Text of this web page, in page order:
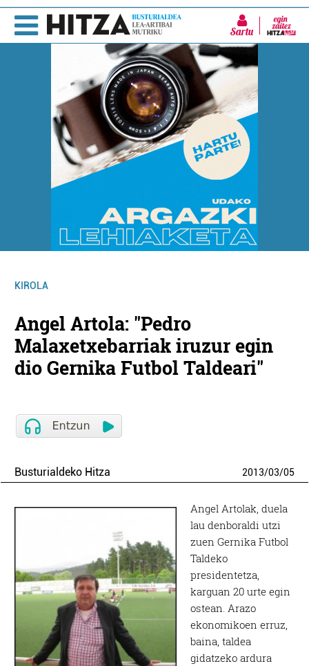
Sartu
KIROLA
Angel Artola: "Pedro
Malaxetxebarriak iruzur egin
dio Gernika Futbol Taldeari"
Busturialdeko Hitza 2013/03/05
Angel Artolak, duela
lau denboraldi utzi
zuen Gernika Futbol
Taldeko
presidentetza,
karguan 20 urte egin
ostean. Arazo
ekonomikoen erruz,
baina, taldea
gidatzeko ardura